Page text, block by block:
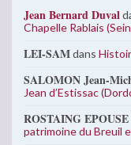
Jean Bernard Duval
Chapelle Rablais
LEI-SAMdans
SALOMON Jean-
Jean d’Estissac
ROSTAING
patrimoine du Breuil